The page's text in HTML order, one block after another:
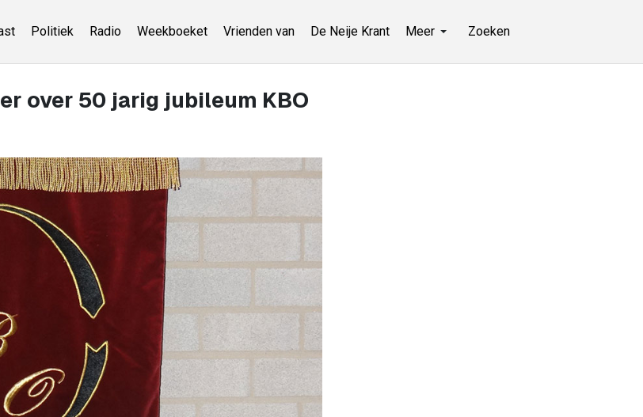
Politiek Radio Weekboeket Vrienden van De Neije Krant Meer Zoeken
over 50 jarig jubileum KBO